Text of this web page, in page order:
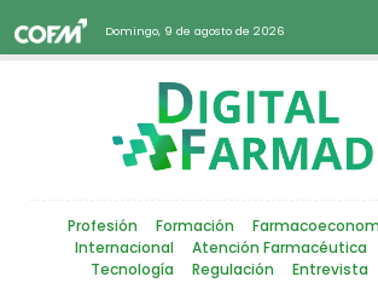
Domingo, 9 de agosto de 2026
Profesión Formación
Internacional
Atención Farmacéutica
Tecnología
Regulación Entrevista